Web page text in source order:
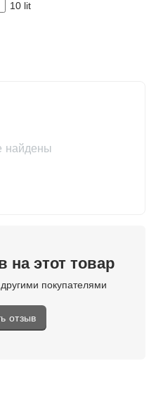
10 lit
найдены
на этот товар
покупателями
отзыв